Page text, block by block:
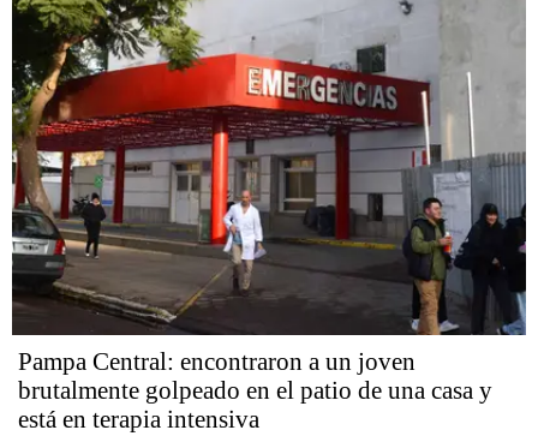
Pampa Central: encontraron a un joven
brutalmente golpeado en el patio de una casa y
está en terapia intensiva